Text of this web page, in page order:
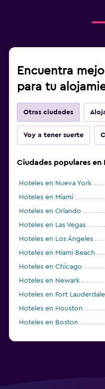
Encuentra
para tu
Otras ciudades
Voy a tener suerte
Ciudades populares en
Hoteles en Nueva York
Hoteles en Miami
Hoteles en Orlando
Hoteles en Las Vegas
Hoteles en Los Ángeles
Hoteles en Miami Beach
Hoteles en Chicago
Hoteles en Newark
Hoteles en Fort Lauderdale
Hoteles en Houston
Hoteles en Boston